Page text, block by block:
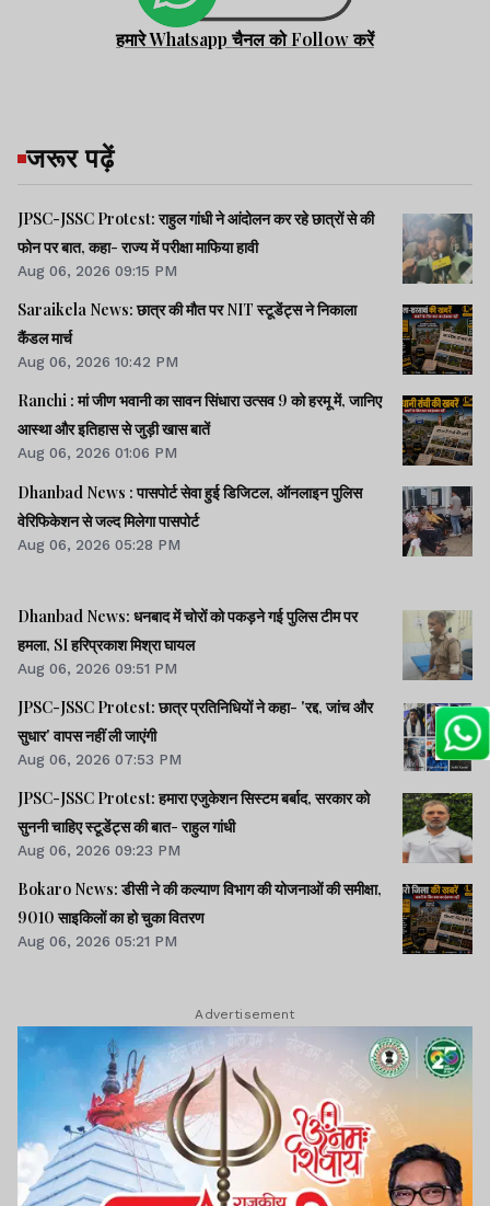
हमारे Whatsapp चैनल को Follow करें
जरूर पढ़ें
JPSC-JSSC Protest: राहुल गांधी ने आंदोलन कर रहे छात्रों से की
फोन पर बात, कहा- राज्य में परीक्षा माफिया हावी
Aug 06, 2026 09:15 PM
Saraikela News: छात्र की मौत पर NIT स्टूडेंट्स ने निकाला
कैंडल मार्च
Aug 06, 2026 10:42 PM
Ranchi : मां जीण भवानी का सावन सिंधारा उत्सव 9 को हरमू में, जानिए
आस्था और इतिहास से जुड़ी खास बातें
Aug 06, 2026 01:06 PM
Dhanbad News : पासपोर्ट सेवा हुई डिजिटल, ऑनलाइन पुलिस
वेरिफिकेशन से जल्द मिलेगा पासपोर्ट
Aug 06, 2026 05:28 PM
Dhanbad News: धनबाद में चोरों को पकड़ने गई पुलिस टीम पर
हमला, SI हरिप्रकाश मिश्रा घायल
Aug 06, 2026 09:51 PM
JPSC-JSSC Protest: छात्र प्रतिनिधियों ने कहा- 'रद्द, जांच और
सुधार' वापस नहीं ली जाएंगी
Aug 06, 2026 07:53 PM
JPSC-JSSC Protest: हमारा एजुकेशन सिस्टम बर्बाद, सरकार को
सुननी चाहिए स्टूडेंट्स की बात- राहुल गांधी
Aug 06, 2026 09:23 PM
Bokaro News: डीसी ने की कल्याण विभाग की योजनाओं की समीक्षा,
9010 साइकिलों का हो चुका वितरण
Aug 06, 2026 05:21 PM
Advertisement